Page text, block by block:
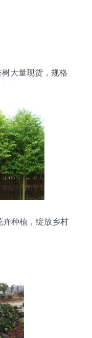
大量现货，规格
卉种植，绽放乡村